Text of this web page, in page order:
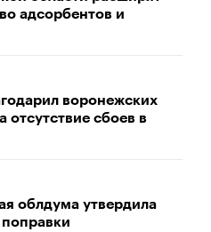
адсорбентов и
воронежских
отсутствие сбоев в
облдума утвердила